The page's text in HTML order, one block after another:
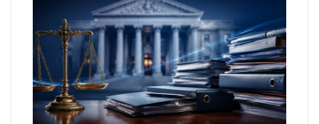
q
u
e
l
a
c
a
d
C
a
t
a